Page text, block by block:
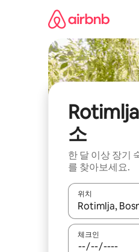
소
한 달 이상 장기
를 찾아보세요.
위치
결과가 나오면
체크인